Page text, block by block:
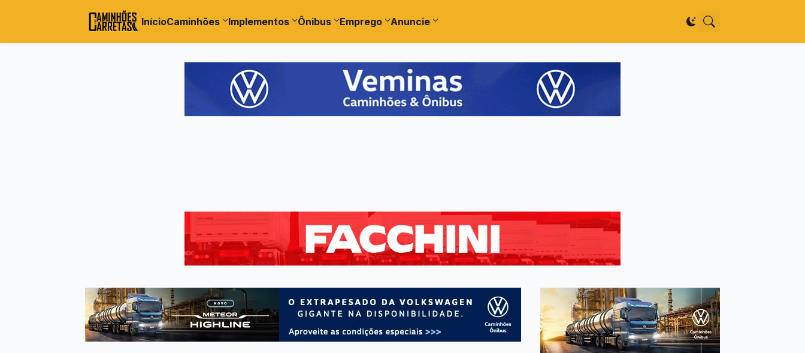
InícioCaminhões Implementos Ônibus Emprego Anuncie